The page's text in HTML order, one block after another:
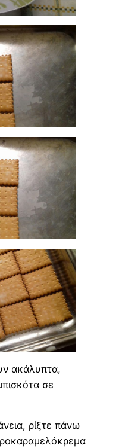
ακάλυπτα,
σε
ρίξτε πάνω